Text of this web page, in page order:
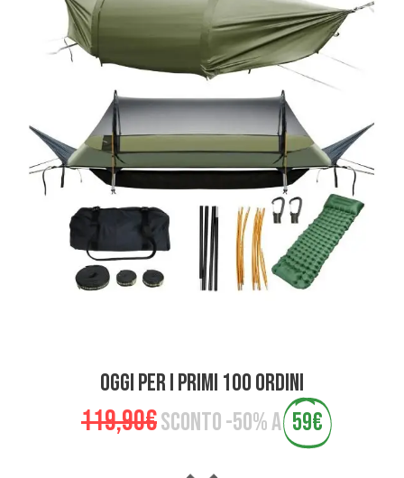
OGGI PER I PRIMI 100 ORDINI
119,90€SCONTO -50% A 59€